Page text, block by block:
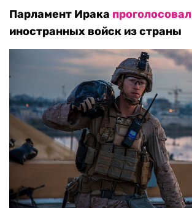
Парламент Ирака проголосовал
иностранных войск из страны